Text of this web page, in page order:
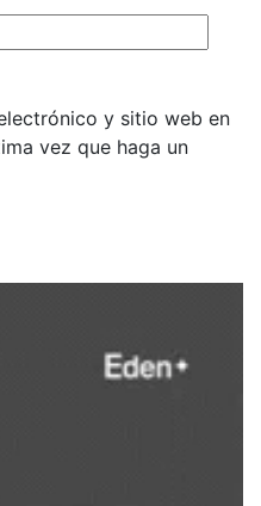
y sitio web en
vez que haga un